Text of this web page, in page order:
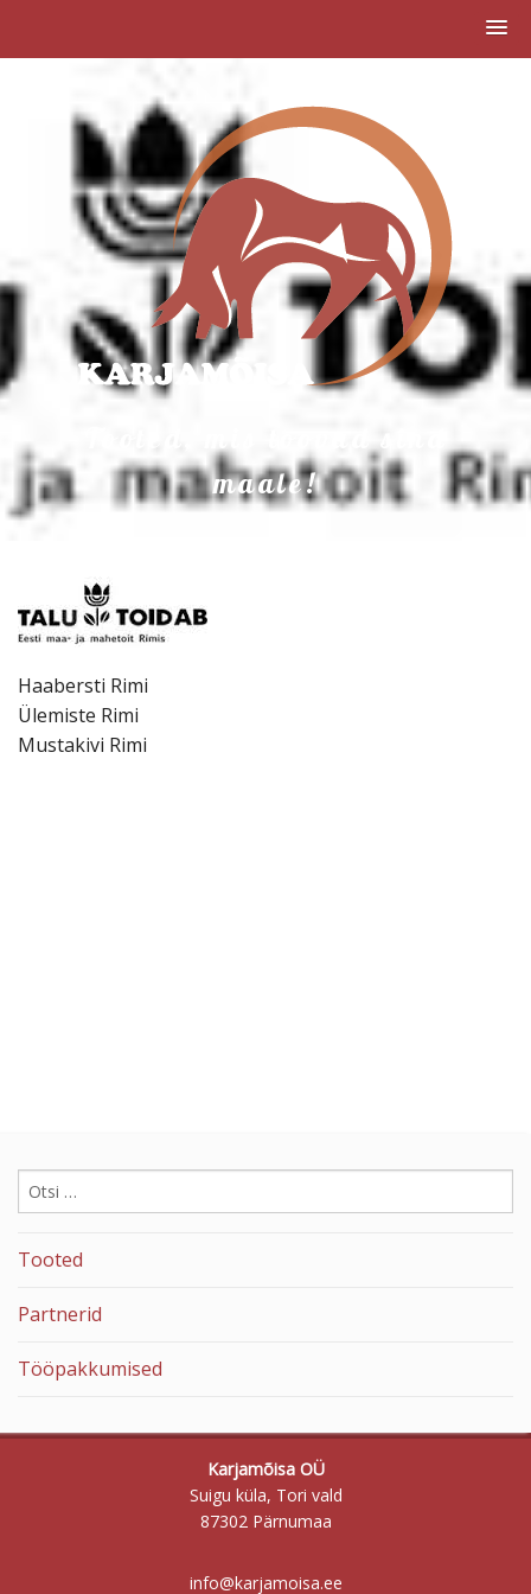
maale!
Haabersti Rimi
Ülemiste Rimi
Mustakivi Rimi
Otsi:
Tooted
Partnerid
Tööpakkumised
Karjamõisa OÜ
Suigu küla, Tori vald
87302 Pärnumaa
info@karjamoisa.ee